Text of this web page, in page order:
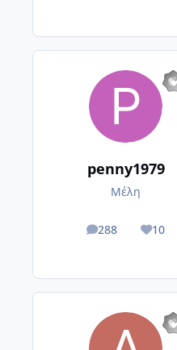
penny1979
Μέλη
288
posts 10